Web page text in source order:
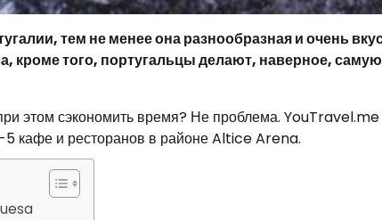
тем не менее она разнообразная и очень
кроме того, португальцы делают, наверное, самую
этом сэкономить время? Не проблема. YouTravel.me
кафе и ресторанов в районе Altice Arena.